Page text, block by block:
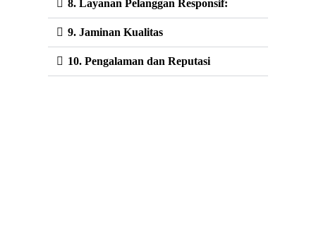
8. Layanan Pelanggan Responsif:
9. Jaminan Kualitas
10. Pengalaman dan Reputasi